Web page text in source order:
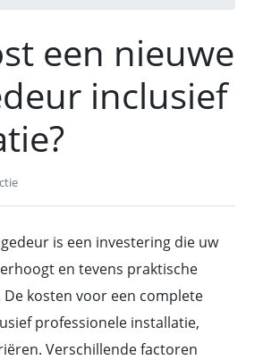
een nieuwe
inclusief
is een investering die uw
en tevens praktische
kosten voor een complete
professionele installatie,
Verschillende factoren